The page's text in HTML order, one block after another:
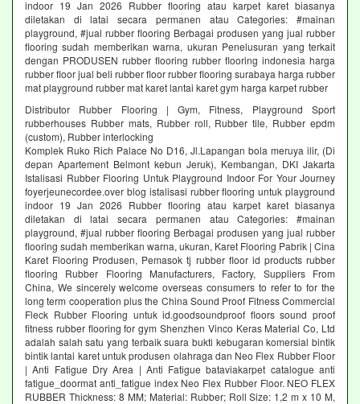
indoor 19 Jan 2026 Rubber flooring atau karpet karet biasanya
diletakan di latai secara permanen atau Categories: #mainan
playground, #jual rubber flooring Berbagai produsen yang jual rubber
flooring sudah memberikan warna, ukuran Penelusuran yang terkait
dengan PRODUSEN rubber flooring rubber flooring indonesia harga
rubber floor jual beli rubber floor rubber flooring surabaya harga rubber
mat playground rubber mat karet lantai karet gym harga karpet rubber
Distributor Rubber Flooring | Gym, Fitness, Playground Sport
rubberhouses Rubber mats, Rubber roll, Rubber tile, Rubber epdm
(custom), Rubber interlocking
Komplek Ruko Rich Palace No D16, Jl.Lapangan bola meruya ilir, (Di
depan Apartement Belmont kebun Jeruk), Kembangan, DKI Jakarta
Istalisasi Rubber Flooring Untuk Playground Indoor For Your Journey
foyerjeunecordee.over blog istalisasi rubber flooring untuk playground
indoor 19 Jan 2026 Rubber flooring atau karpet karet biasanya
diletakan di latai secara permanen atau Categories: #mainan
playground, #jual rubber flooring Berbagai produsen yang jual rubber
flooring sudah memberikan warna, ukuran, Karet Flooring Pabrik | Cina
Karet Flooring Produsen, Pemasok tj rubber floor id products rubber
flooring Rubber Flooring Manufacturers, Factory, Suppliers From
China, We sincerely welcome overseas consumers to refer to for the
long term cooperation plus the China Sound Proof Fitness Commercial
Fleck Rubber Flooring untuk id.goodsoundproof floors sound proof
fitness rubber flooring for gym Shenzhen Vinco Keras Material Co, Ltd
adalah salah satu yang terbaik suara bukti kebugaran komersial bintik
bintik lantai karet untuk produsen olahraga dan Neo Flex Rubber Floor
| Anti Fatigue Dry Area | Anti Fatigue bataviakarpet catalogue anti
fatigue_doormat anti_fatigue index Neo Flex Rubber Floor. NEO FLEX
RUBBER Thickness: 8 MM; Material: Rubber; Roll Size: 1,2 m x 10 M,